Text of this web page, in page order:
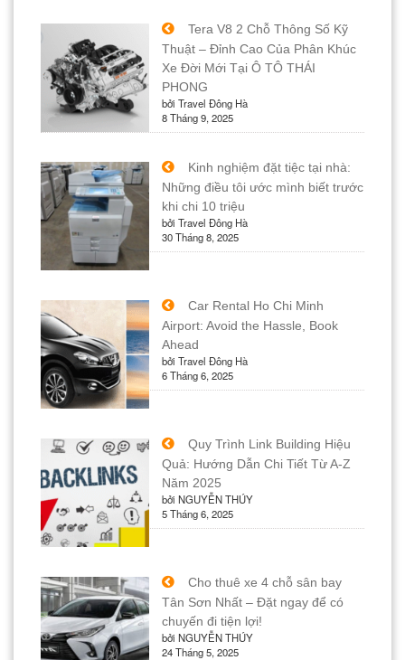
Tera V8 2 Chỗ Thông Số Kỹ
Thuật – Đỉnh Cao Của Phân Khúc
Xe Đời Mới Tại Ô TÔ THÁI
PHONG
bởi Travel Đông Hà
8 Tháng 9, 2025
Kinh nghiệm đặt tiệc tại nhà:
Những điều tôi ước mình biết trước
khi chi 10 triệu
bởi Travel Đông Hà
30 Tháng 8, 2025
Car Rental Ho Chi Minh
Airport: Avoid the Hassle, Book
Ahead
bởi Travel Đông Hà
6 Tháng 6, 2025
Quy Trình Link Building Hiệu
Quả: Hướng Dẫn Chi Tiết Từ A-Z
Năm 2025
bởi NGUYỄN THÚY
5 Tháng 6, 2025
Cho thuê xe 4 chỗ sân bay
Tân Sơn Nhất – Đặt ngay để có
chuyến đi tiện lợi!
bởi NGUYỄN THÚY
24 Tháng 5, 2025